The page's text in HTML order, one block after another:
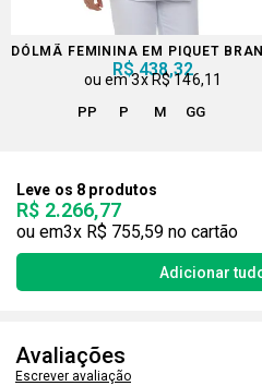
R$ 438,32
3xR$ 146,11
PP P M GG
Leve os 8 produtos
R$ 2.266,77
3x R$ 755,59
Avaliações
Escrever avaliação